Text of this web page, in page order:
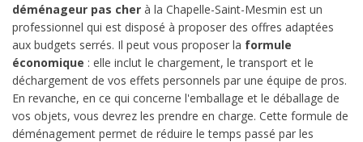
déménageur pas cher à la Chapelle-Saint-Mesmin est un
professionnel qui est disposé à proposer des offres adaptées
aux budgets serrés. Il peut vous proposer la formule
économique : elle inclut le chargement, le transport et le
déchargement de vos effets personnels par une équipe de pros.
En revanche, en ce qui concerne l'emballage et le déballage de
vos objets, vous devrez les prendre en charge. Cette formule de
déménagement permet de réduire le temps passé par les